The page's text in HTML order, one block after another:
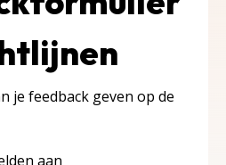
je feedback geven op de
aan